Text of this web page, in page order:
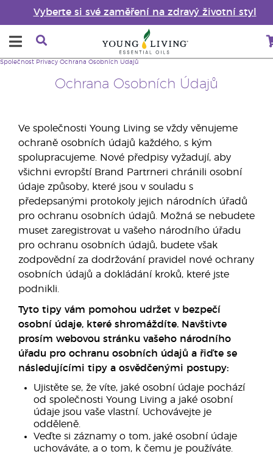
Vyberte si své zaměření na zdravý životní styl
Ochrana Osobních Údajů
Společnost Privacy Ochrana Osobních Údajů
Ve společnosti Young Living se vždy věnujeme
ochraně osobních údajů každého, s kým
spolupracujeme. Nové předpisy vyžadují, aby
všichni evropští Brand Partrneri chránili osobní
údaje způsoby, které jsou v souladu s
předepsanými protokoly jejich národních úřadů
pro ochranu osobních údajů. Možná se nebudete
muset zaregistrovat u vašeho národního úřadu
pro ochranu osobních údajů, budete však
zodpovědní za dodržování pravidel nové ochrany
osobních údajů a dokládání kroků, které jste
podnikli.
Tyto tipy vám pomohou udržet v bezpečí
osobní údaje, které shromáždíte. Navštivte
prosím webovou stránku vašeho národního
úřadu pro ochranu osobních údajů a řiďte se
následujícími tipy a osvědčenými postupy:
Ujistěte se, že víte, jaké osobní údaje pochází
od společnosti Young Living a jaké osobní
údaje jsou vaše vlastní. Uchovávejte je
odděleně.
Veďte si záznamy o tom, jaké osobní údaje
uchováváte, a o tom, k čemu je používáte.